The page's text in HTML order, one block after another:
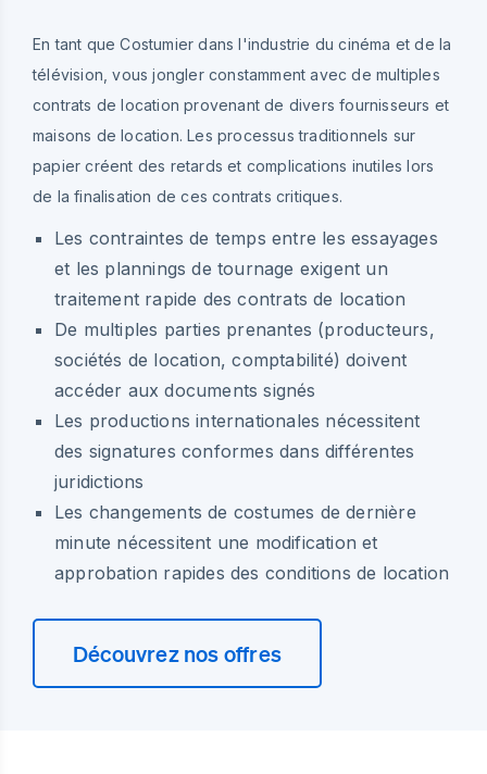
En tant que Costumier dans l'industrie du cinéma et de la
télévision, vous jongler constamment avec de multiples
contrats de location provenant de divers fournisseurs et
maisons de location. Les processus traditionnels sur
papier créent des retards et complications inutiles lors
de la finalisation de ces contrats critiques.
Les contraintes de temps entre les essayages
et les plannings de tournage exigent un
traitement rapide des contrats de location
De multiples parties prenantes (producteurs,
sociétés de location, comptabilité) doivent
accéder aux documents signés
Les productions internationales nécessitent
des signatures conformes dans différentes
juridictions
Les changements de costumes de dernière
minute nécessitent une modification et
approbation rapides des conditions de location
Découvrez nos offres